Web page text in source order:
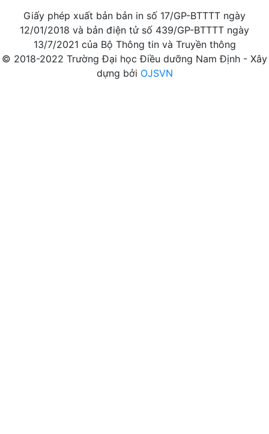
Giấy phép xuất bản bản in số 17/GP-BTTTT ngày
12/01/2018 và bản điện tử số 439/GP-BTTTT ngày
13/7/2021 của Bộ Thông tin và Truyền thông
© 2018-2022 Trường Đại học Điều dưỡng Nam Định - Xây
dựng bởi OJSVN